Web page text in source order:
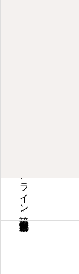
産婦人科オンライン診療- 東京都世田谷区深沢